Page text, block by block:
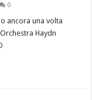
0
ancora una volta
Haydn